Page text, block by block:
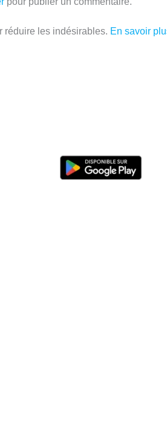
réduire les indésirables. En savoir